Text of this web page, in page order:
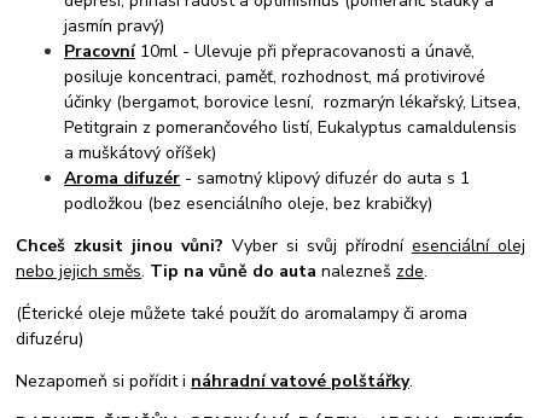
jasmín pravý)
Pracovní10ml - Ulevuje při přepracovanosti a únavě,
posiluje koncentraci, paměť, rozhodnost, má protivirové
účinky (bergamot, borovice lesní, rozmarýn lékařský, Litsea,
Petitgrain z pomerančového listí, Eukalyptus camaldulensis
a muškátový oříšek)
Aroma difuzér - samotný klipový difuzér do auta s 1
podložkou (bez esenciálního oleje, bez krabičky)
Chceš zkusit jinou vůni? Vyber si svůj přírodní esenciální olej
nebo jejich směs. Tip na vůně do autanalezneš zde.
(Éterické oleje můžete také použít do aromalampy či aroma
difuzéru)
Nezapomeň si pořídit i náhradní vatové polštářky.